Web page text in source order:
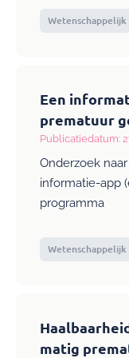
Een
prematuur
Publicatiedatum:
Onderzoek
informatie-app
programma
matig